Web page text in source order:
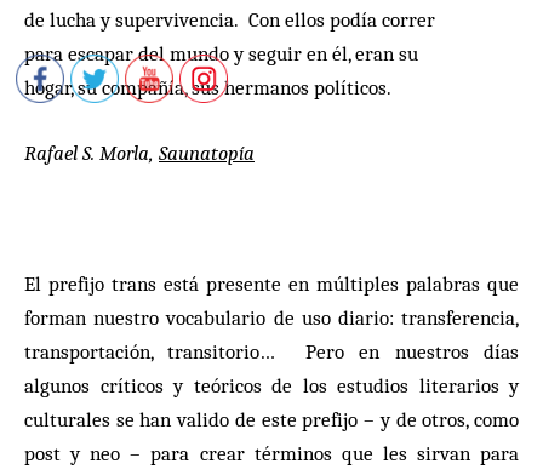
de lucha y supervivencia. Con ellos podía correr
para escapar del mundo y seguir en él, eran su
hogar, su compañía, sus hermanos políticos.
Rafael S. Morla, Saunatopía
El prefijo trans está presente en múltiples palabras que
forman nuestro vocabulario de uso diario: transferencia,
transportación, transitorio… Pero en nuestros días
algunos críticos y teóricos de los estudios literarios y
culturales se han valido de este prefijo – y de otros, como
post y neo – para crear términos que les sirvan para